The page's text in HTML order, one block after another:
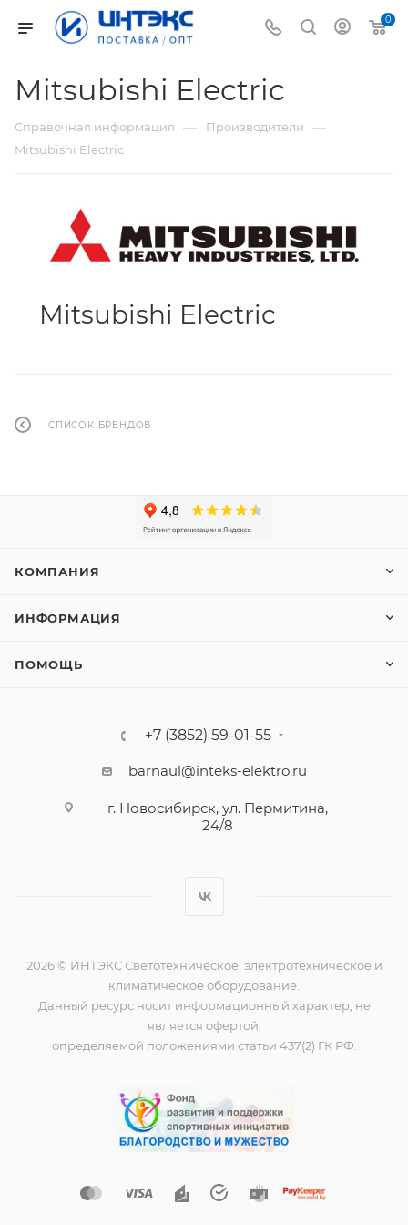
0
Mitsubishi Electric
Справочная информация — Производители —
Mitsubishi Electric
Mitsubishi Electric
СПИСОК БРЕНДОВ
КОМПАНИЯ
ИНФОРМАЦИЯ
ПОМОЩЬ
+7 (3852) 59-01-55
barnaul@inteks-elektro.ru
г. Новосибирск, ул. Пермитина,
24/8
2026 © ИНТЭКС Светотехническое, электротехническое и
климатическое оборудование.
Данный ресурс носит информационный характер, не
является офертой,
определяемой положениями статьи 437(2) ГК РФ.